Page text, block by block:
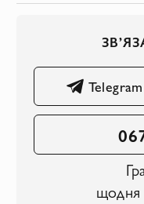
Telegram
щодня